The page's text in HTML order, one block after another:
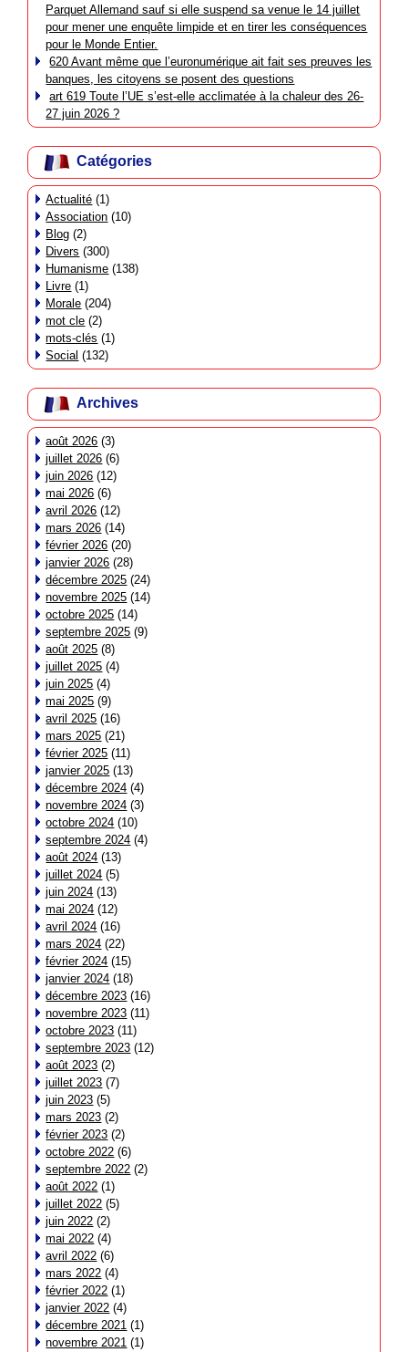
Parquet Allemand sauf si elle suspend sa venue le 14 juillet
pour mener une enquête limpide et en tirer les conséquences
pour le Monde Entier.
620 Avant même que l’euronumérique ait fait ses preuves les
banques, les citoyens se posent des questions
art 619 Toute l’UE s’est-elle acclimatée à la chaleur des 26-
27 juin 2026 ?
Catégories
Actualité (1)
Association (10)
Blog (2)
Divers (300)
Humanisme (138)
Livre (1)
Morale (204)
mot cle (2)
mots-clés (1)
Social (132)
Archives
août 2026 (3)
juillet 2026 (6)
juin 2026 (12)
mai 2026 (6)
avril 2026 (12)
mars 2026 (14)
février 2026 (20)
janvier 2026 (28)
décembre 2025 (24)
novembre 2025 (14)
octobre 2025 (14)
septembre 2025 (9)
août 2025 (8)
juillet 2025 (4)
juin 2025 (4)
mai 2025 (9)
avril 2025 (16)
mars 2025 (21)
février 2025 (11)
janvier 2025 (13)
décembre 2024 (4)
novembre 2024 (3)
octobre 2024 (10)
septembre 2024 (4)
août 2024 (13)
juillet 2024 (5)
juin 2024 (13)
mai 2024 (12)
avril 2024 (16)
mars 2024 (22)
février 2024 (15)
janvier 2024 (18)
décembre 2023 (16)
novembre 2023 (11)
octobre 2023 (11)
septembre 2023 (12)
août 2023 (2)
juillet 2023 (7)
juin 2023 (5)
mars 2023 (2)
février 2023 (2)
octobre 2022 (6)
septembre 2022 (2)
août 2022 (1)
juillet 2022 (5)
juin 2022 (2)
mai 2022 (4)
avril 2022 (6)
mars 2022 (4)
février 2022 (1)
janvier 2022 (4)
décembre 2021 (1)
novembre 2021 (1)